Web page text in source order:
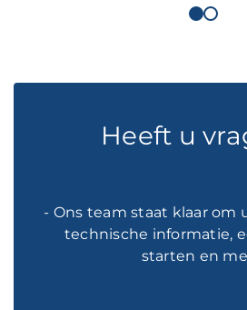
Heeft u
- Ons team staat klaar om
technische informatie,
starten en